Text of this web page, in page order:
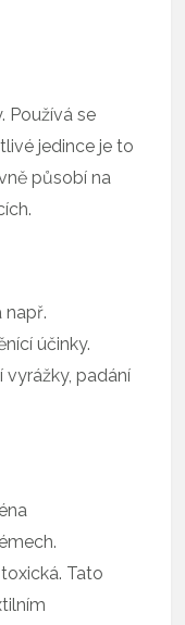
Používá se
jedince je to
působí na
např.
účinky.
vyrážky, padání
Tato